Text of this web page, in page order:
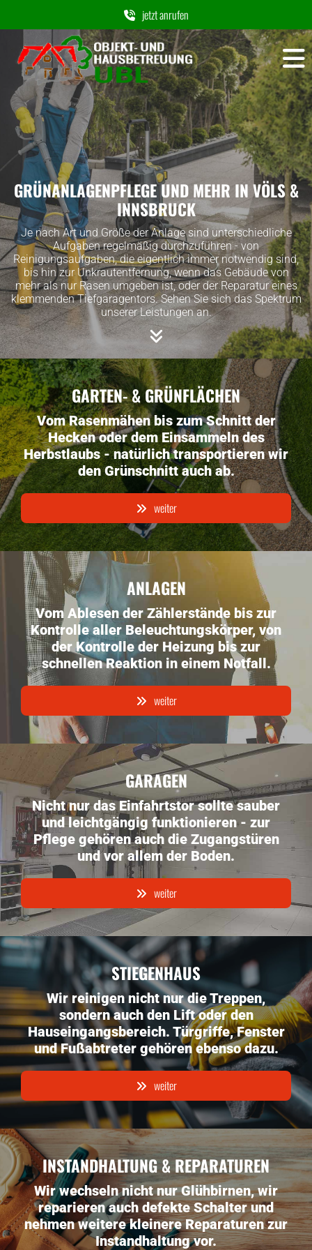
jetzt anrufen
GRÜNANLAGENPFLEGE UND MEHR IN VÖLS &
INNSBRUCK
Je nach Art und Größe der Anlage sind unterschiedliche
Aufgaben regelmäßig durchzuführen - von
Reinigungsaufgaben, die eigentlich immer notwendig sind,
bis hin zur Unkrautentfernung, wenn das Gebäude von
mehr als nur Rasen umgeben ist, oder der Reparatur eines
klemmenden Tiefgaragentors. Sehen Sie sich das Spektrum
unserer Leistungen an.

GARTEN- & GRÜNFLÄCHEN
Vom Rasenmähen bis zum Schnitt der
Hecken oder dem Einsammeln des
Herbstlaubs - natürlich transportieren wir
den Grünschnitt auch ab.
weiter
ANLAGEN
Vom Ablesen der Zählerstände bis zur
Kontrolle aller Beleuchtungskörper, von
der Kontrolle der Heizung bis zur
schnellen Reaktion in einem Notfall.
weiter
GARAGEN
Nicht nur das Einfahrtstor sollte sauber
und leichtgängig funktionieren - zur
Pflege gehören auch die Zugangstüren
und vor allem der Boden.
weiter
STIEGENHAUS
Wir reinigen nicht nur die Treppen,
sondern auch den Lift oder den
Hauseingangsbereich. Türgriffe, Fenster
und Fußabtreter gehören ebenso dazu.
weiter
INSTANDHALTUNG & REPARATUREN
Wir wechseln nicht nur Glühbirnen, wir
reparieren auch defekte Schalter und
nehmen weitere kleinere Reparaturen zur
Instandhaltung vor.